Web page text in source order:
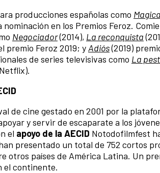
producciones españolas como
en los Premios Feroz.
Negociador(2014), La reconquista
premio Feroz 2019; yAdiós(2019)
de series televisivas como La
de cine gestado en 2001 por la
y servir de escaparate a los
el apoyo de la AECID Notodofilmfest
presentado un total de 752 cortos
otros países de América Latina. Un
el continente.